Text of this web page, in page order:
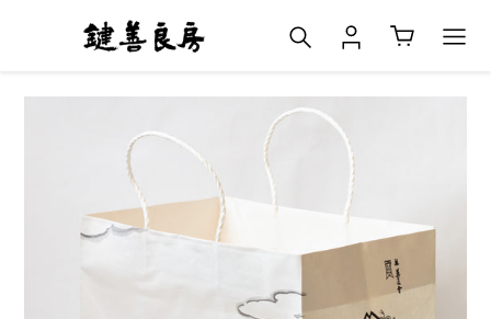
検索 ログイン カート